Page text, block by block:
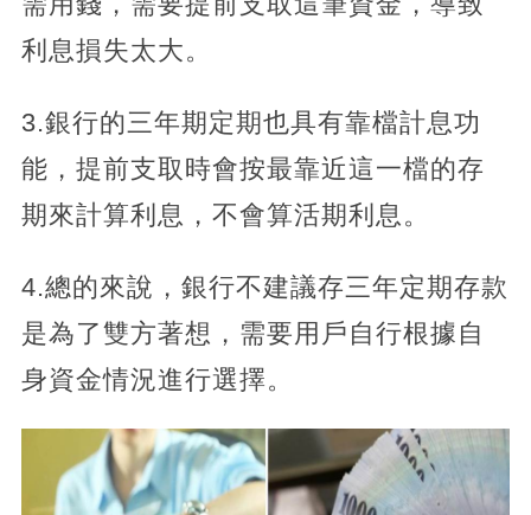
利息損失太大。
3.銀行的三年期定期也具有靠檔計息功
能，提前支取時會按最靠近這一檔的存
期來計算利息，不會算活期利息。
4.總的來說，銀行不建議存三年定期存款
是為了雙方著想，需要用戶自行根據自
身資金情況進行選擇。